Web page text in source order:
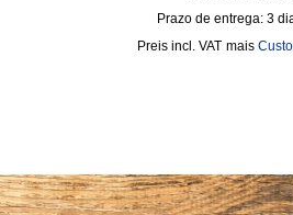
Prazo de entrega: 3
incl. VAT mais